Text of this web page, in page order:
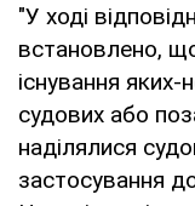
"У ході
встановлено,
існування яких-
судових або
наділялися
застосування